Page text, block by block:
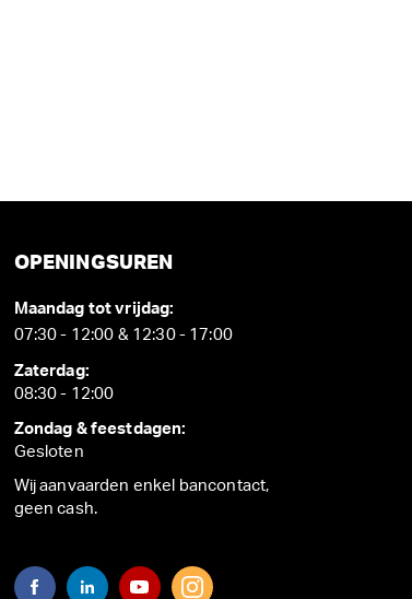
OPENINGSUREN
Maandag tot vrijdag:
07:30 - 12:00 & 12:30 - 17:00
Zaterdag:
08:30 - 12:00
Zondag & feestdagen:
Gesloten
Wij aanvaarden enkel bancontact,
geen cash.